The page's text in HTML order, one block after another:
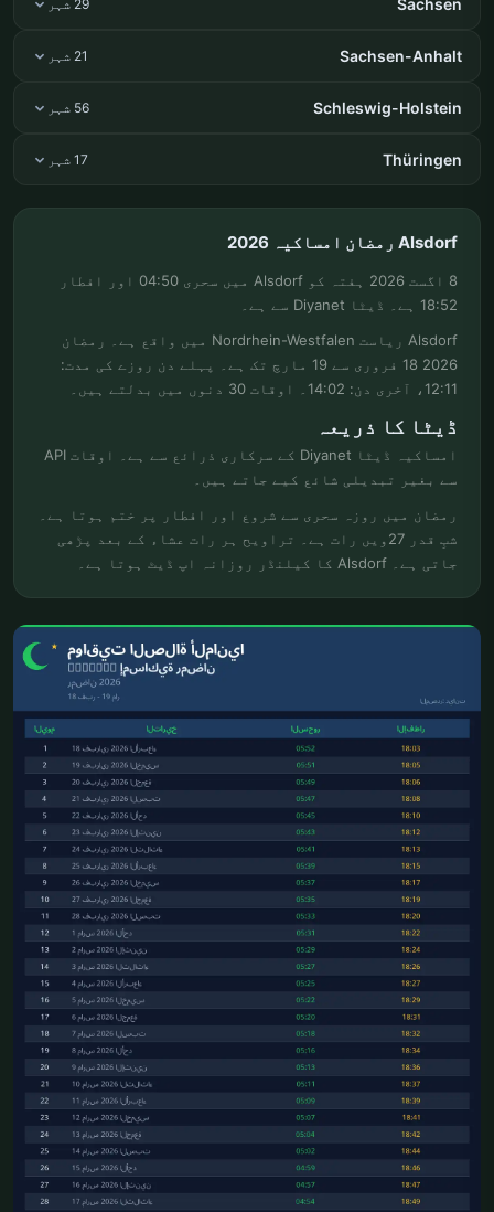
Sachsen 29 شہر
Sachsen-Anhalt 21 شہر
Schleswig-Holstein 56 شہر
Thüringen 17 شہر
Alsdorf رمضان امساکیہ 2026
8 اگست 2026 ہفتہ کو Alsdorf میں سحری 04:50 اور افطار
18:52 ہے۔ ڈیٹا Diyanet سے ہے۔
Alsdorf ریاست Nordrhein-Westfalen میں واقع ہے۔ رمضان
2026 18 فروری سے 19 مارچ تک ہے۔ پہلے دن روزے کی مدت:
12:11، آخری دن: 14:02۔ اوقات 30 دنوں میں بدلتے ہیں۔
ڈیٹا کا ذریعہ
امساکیہ ڈیٹا Diyanet کے سرکاری ذرائع سے ہے۔ اوقات API
سے بغیر تبدیلی شائع کیے جاتے ہیں۔
رمضان میں روزہ سحری سے شروع اور افطار پر ختم ہوتا ہے۔
شبِ قدر 27ویں رات ہے۔ تراویح ہر رات عشاء کے بعد پڑھی
جاتی ہے۔ Alsdorf کا کیلنڈر روزانہ اپ ڈیٹ ہوتا ہے۔